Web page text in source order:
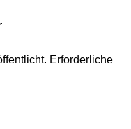
Erforderliche